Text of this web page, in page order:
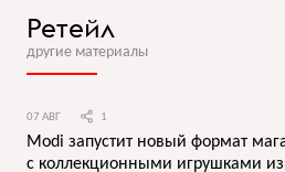
Ретейл
другие материалы
07 АВГ 1
Modi запустит новый формат
с коллекционными игрушками